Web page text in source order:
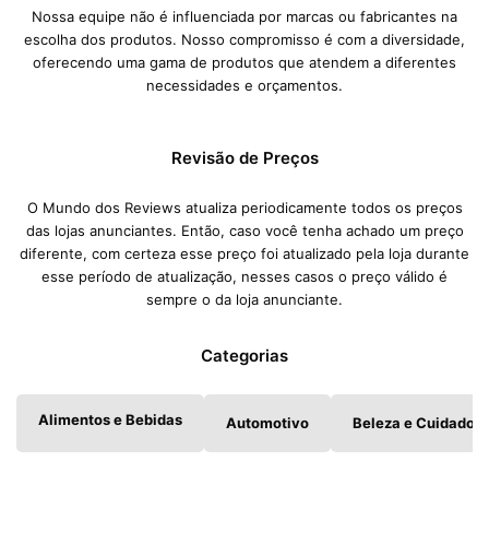
Nossa equipe não é influenciada por marcas ou fabricantes na
escolha dos produtos. Nosso compromisso é com a diversidade,
oferecendo uma gama de produtos que atendem a diferentes
necessidades e orçamentos.
Revisão de Preços
O Mundo dos Reviews atualiza periodicamente todos os preços
das lojas anunciantes. Então, caso você tenha achado um preço
diferente, com certeza esse preço foi atualizado pela loja durante
esse período de atualização, nesses casos o preço válido é
sempre o da loja anunciante.
Categorias
Alimentos e Bebidas Automotivo Beleza e Cuidados